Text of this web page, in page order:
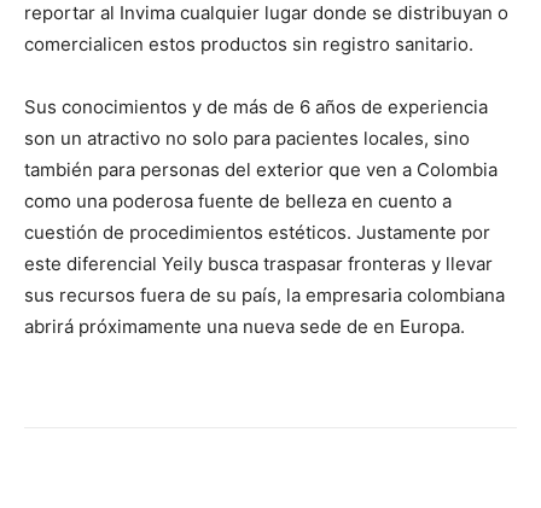
reportar al Invima cualquier lugar donde se distribuyan o
comercialicen estos productos sin registro sanitario.
Sus conocimientos y de más de 6 años de experiencia
son un atractivo no solo para pacientes locales, sino
también para personas del exterior que ven a Colombia
como una poderosa fuente de belleza en cuento a
cuestión de procedimientos estéticos. Justamente por
este diferencial Yeily busca traspasar fronteras y llevar
sus recursos fuera de su país, la empresaria colombiana
abrirá próximamente una nueva sede de en Europa.